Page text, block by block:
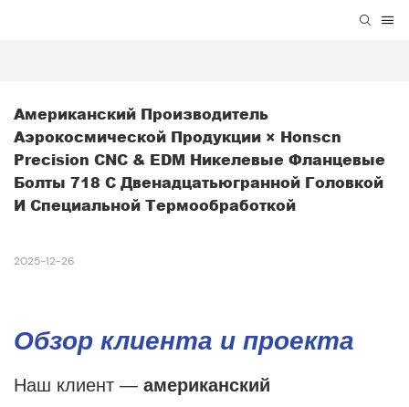
Американский Производитель
Аэрокосмической Продукции × Honscn
Precision CNC & EDM Никелевые Фланцевые
Болты 718 С Двенадцатьюгранной Головкой
И Специальной Термообработкой
2025-12-26
Обзор клиента и проекта
Наш клиент — американский